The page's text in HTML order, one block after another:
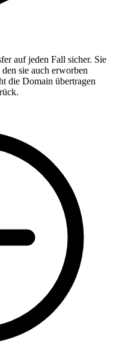
auf jeden Fall sicher. Sie
sie auch erworben
die Domain übertragen